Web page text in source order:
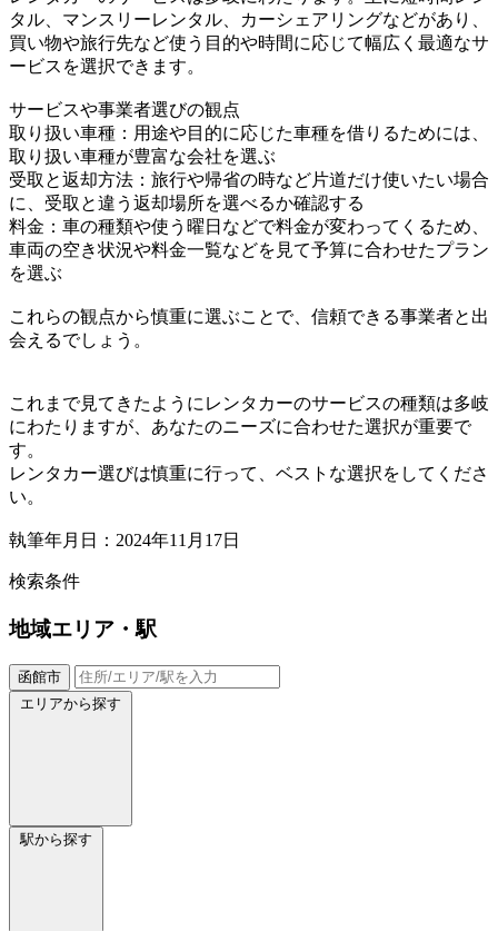
タル、マンスリーレンタル、カーシェアリングなどがあり、
買い物や旅行先など使う目的や時間に応じて幅広く最適なサ
ービスを選択できます。
サービスや事業者選びの観点
取り扱い車種：用途や目的に応じた車種を借りるためには、
取り扱い車種が豊富な会社を選ぶ
受取と返却方法：旅行や帰省の時など片道だけ使いたい場合
に、受取と違う返却場所を選べるか確認する
料金：車の種類や使う曜日などで料金が変わってくるため、
車両の空き状況や料金一覧などを見て予算に合わせたプラン
を選ぶ
これらの観点から慎重に選ぶことで、信頼できる事業者と出
会えるでしょう。
これまで見てきたようにレンタカーのサービスの種類は多岐
にわたりますが、あなたのニーズに合わせた選択が重要で
す。
レンタカー選びは慎重に行って、ベストな選択をしてくださ
い。
執筆年月日：2024年11月17日
検索条件
地域エリア・駅
函館市
エリアから探す
駅から探す